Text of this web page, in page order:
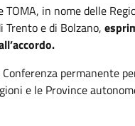
TOMA, in nome delle
Trento e di Bolzano,
permanente
e le Province